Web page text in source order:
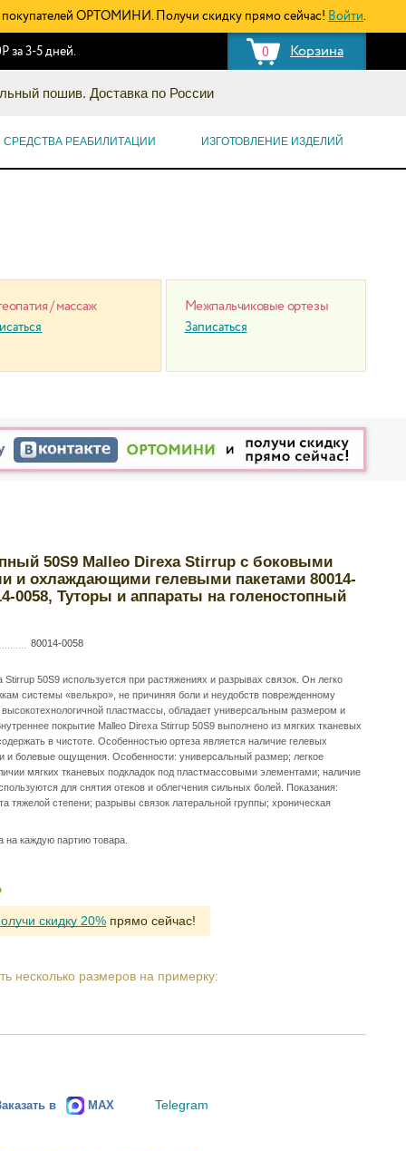
покупателей ОРТОМИНИ. Получи скидку прямо сейчас! Войти.
0 Корзина
за 3-5 дней.
пошив. Доставка по России
СРЕДСТВА РЕАБИЛИТАЦИИ ИЗГОТОВЛЕНИЕ ИЗДЕЛИЙ
/ массаж Межпальчиковые ортезы
Записаться
50S9 Malleo Direxa Stirrup с боковыми
и охлаждающими гелевыми пакетами 80014-
0058, Туторы и аппараты на голеностопный
80014-0058
50S9 используется при растяжениях и разрывах связок. Он легко
системы «велькро», не причиняя боли и неудобств поврежденному
пластмассы, обладает универсальным размером и
покрытие Malleo Direxa Stirrup 50S9 выполнено из мягких тканевых
в чистоте. Особенностью ортеза является наличие гелевых
и болевые ощущения. Особенности: универсальный размер; легкое
мягких тканевых подкладок под пластмассовыми элементами; наличие
для снятия отеков и облегчения сильных болей. Показания:
тяжелой степени; разрывы связок латеральной группы; хроническая
на каждую партию товара.
скидку 20% прямо сейчас!
несколько размеров на примерку:
в MAX Telegram